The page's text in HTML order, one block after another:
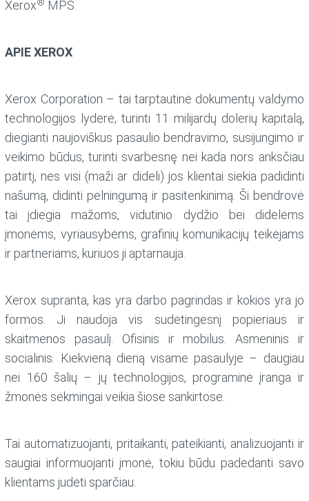
Xerox
MPS.
APIE XEROX
Xerox Corporation – tai tarptautinė dokumentų valdymo
technologijos lyderė, turinti 11 milijardų dolerių kapitalą,
diegianti naujoviškus pasaulio bendravimo, susijungimo ir
veikimo būdus, turinti svarbesnę nei kada nors anksčiau
patirtį, nes visi (maži ar dideli) jos klientai siekia padidinti
našumą, didinti pelningumą ir pasitenkinimą. Ši bendrovė
tai įdiegia mažoms, vidutinio dydžio bei didelėms
įmonėms, vyriausybėms, grafinių komunikacijų teikėjams
ir partneriams, kuriuos ji aptarnauja.
Xerox supranta, kas yra darbo pagrindas ir kokios yra jo
formos. Ji naudoja vis sudėtingesnį popieriaus ir
skaitmenos pasaulį. Ofisinis ir mobilus. Asmeninis ir
socialinis. Kiekvieną dieną visame pasaulyje – daugiau
nei 160 šalių – jų technologijos, programinė įranga ir
žmonės sėkmingai veikia šiose sankirtose.
Tai automatizuojanti, pritaikanti, pateikianti, analizuojanti ir
saugiai informuojanti įmonė, tokiu būdu padedanti savo
klientams judėti sparčiau.